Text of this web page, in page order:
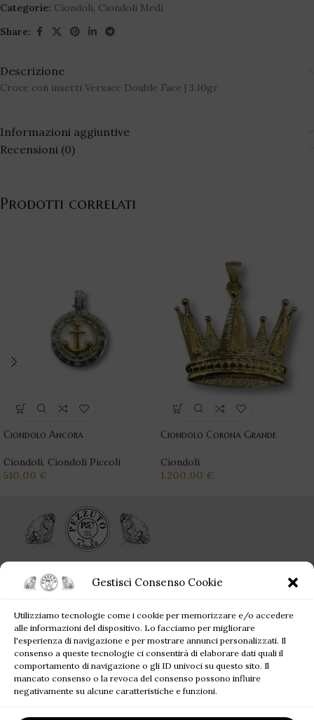
Gestisci Consenso Cookie
Utilizziamo tecnologie come i cookie per memorizzare e/o accedere
alle informazioni del dispositivo. Lo facciamo per migliorare
l'esperienza di navigazione e per mostrare annunci personalizzati. Il
consenso a queste tecnologie ci consentirà di elaborare dati quali il
comportamento di navigazione o gli ID univoci su questo sito. Il
mancato consenso o la revoca del consenso possono influire
negativamente su alcune caratteristiche e funzioni.
Categorie: Ciondoli, Ciondoli Medi
Share:
Descrizione
Croce con inserti Versace Double Face | 3.10gr
Informazioni aggiuntive
Recensioni (0)
Prodotti correlati
Ciondolo Ancora
Ciondoli, Ciondoli Piccoli
510,00 €
Ciondolo Corona Grande
Ciondoli
1.200,00 €
Ogni singolo gioiello acquistato da Pezzuto Jewels è per sempre!
Tel: +39 081 81 81 945
Mail: pezzutofrancesco21@gmail.com
JEWELS BLOG